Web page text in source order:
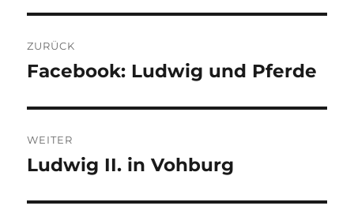
ZURÜCK
Vorheriger
Facebook: Ludwig und Pferde
WEITER
Nächster
Ludwig II. in Vohburg